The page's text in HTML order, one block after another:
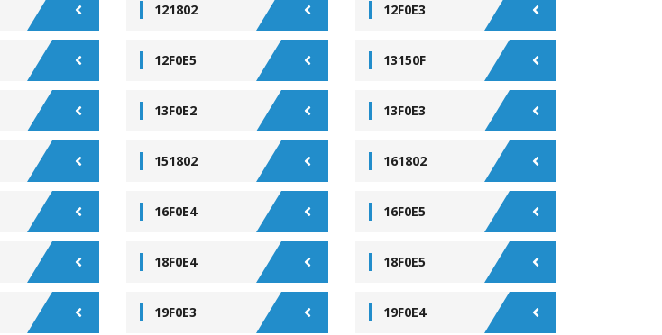
121802 12F0E3
12F0E5 13150F
13F0E2 13F0E3
151802 161802
16F0E4 16F0E5
18F0E4 18F0E5
19F0E3 19F0E4